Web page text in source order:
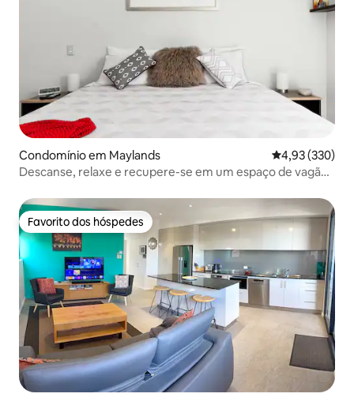
Condomínio em Maylands Classificação
4,93 (330)
Descanse, relaxe e recupere-se em um espaço de vagão
Favorito dos hóspedes
Favorito dos hóspedes